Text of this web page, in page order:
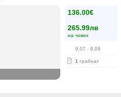
136.00€
265.99лв
на човек
9.07 - 8.09
1 грабнат